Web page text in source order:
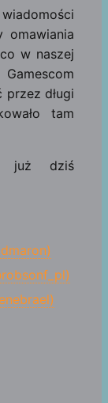
omawiania
w naszej
długi
tam
i już dziś